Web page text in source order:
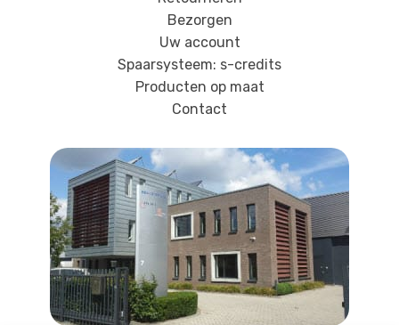
Bezorgen
Uw account
Spaarsysteem: s-credits
Producten op maat
Contact